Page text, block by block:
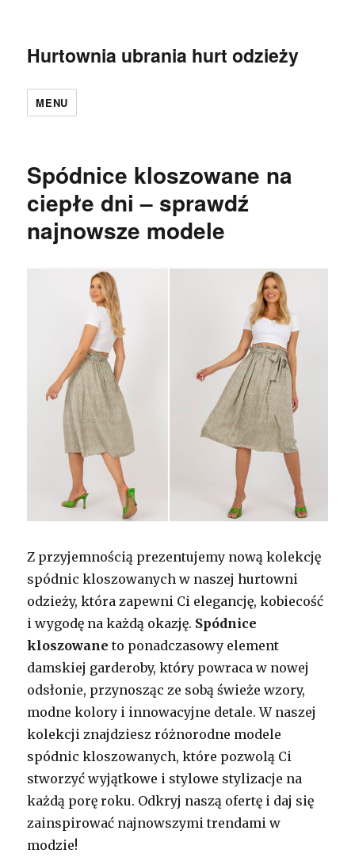
Hurtownia ubrania hurt odzieży
MENU
Spódnice kloszowane na
ciepłe dni – sprawdź
najnowsze modele
Z przyjemnością prezentujemy nową kolekcję
spódnic kloszowanych w naszej hurtowni
odzieży, która zapewni Ci elegancję, kobiecość
i wygodę na każdą okazję. Spódnice
kloszowane to ponadczasowy element
damskiej garderoby, który powraca w nowej
odsłonie, przynosząc ze sobą świeże wzory,
modne kolory i innowacyjne detale. W naszej
kolekcji znajdziesz różnorodne modele
spódnic kloszowanych, które pozwolą Ci
stworzyć wyjątkowe i stylowe stylizacje na
każdą porę roku. Odkryj naszą ofertę i daj się
zainspirować najnowszymi trendami w
modzie!